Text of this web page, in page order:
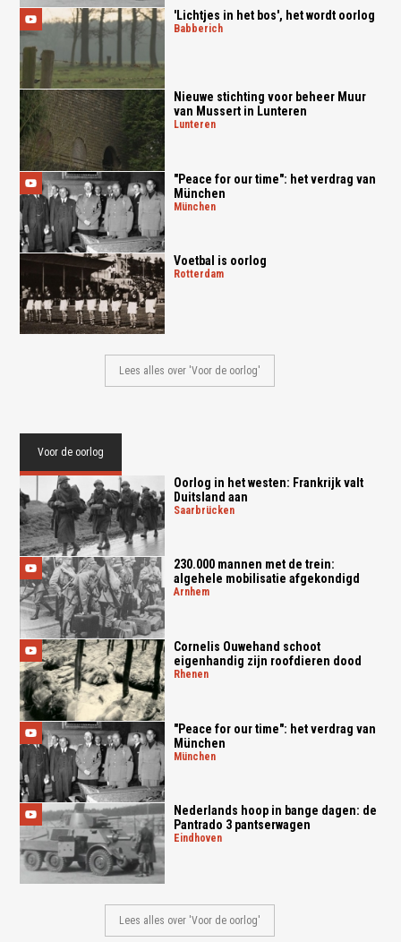
'Lichtjes in het bos', het wordt oorlog
babberich
Nieuwe stichting voor beheer Muur
van Mussert in Lunteren
lunteren
"Peace for our time": het verdrag van
München
münchen
Voetbal is oorlog
rotterdam
Lees alles over 'Voor de oorlog'
Voor de oorlog
Oorlog in het westen: Frankrijk valt
Duitsland aan
saarbrücken
230.000 mannen met de trein:
algehele mobilisatie afgekondigd
arnhem
Cornelis Ouwehand schoot
eigenhandig zijn roofdieren dood
rhenen
"Peace for our time": het verdrag van
München
münchen
Nederlands hoop in bange dagen: de
Pantrado 3 pantserwagen
eindhoven
Lees alles over 'Voor de oorlog'